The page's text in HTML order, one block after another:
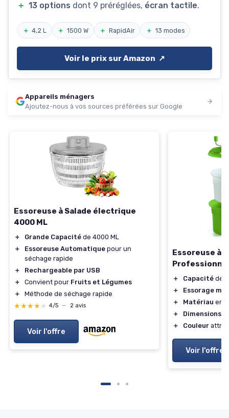
＋ 13 options dont 9 préréglées, écran tactile.
＋ 4,2 L ＋ 1500 W ＋ RapidAir ＋ 13 modes
Voir le prix sur Amazon ↗️
Appareils ménagers
Ajoutez-nous à vos sources préférées sur Google
Essoreuse à Salade électrique
4000 ML
＋ Grande Capacité de 4000 ML
＋
Essoreuse Automatique pour un
séchage rapide
＋
Rechargeable par USB
＋
Convient pour Fruits et Légumes
＋
Méthode de séchage rapide
★★★★★
★★★★★ 4/5 — 2 avis
Voir l'offre
Essoreuse à
＋ Capacité de
＋
Essorage
＋
Matériau en
＋
Dimensions
＋
Couleur
Voir l'offre